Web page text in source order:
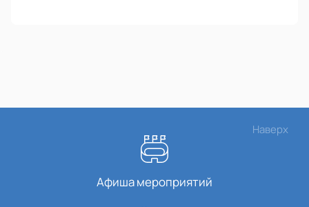
Наверх
Афиша мероприятий